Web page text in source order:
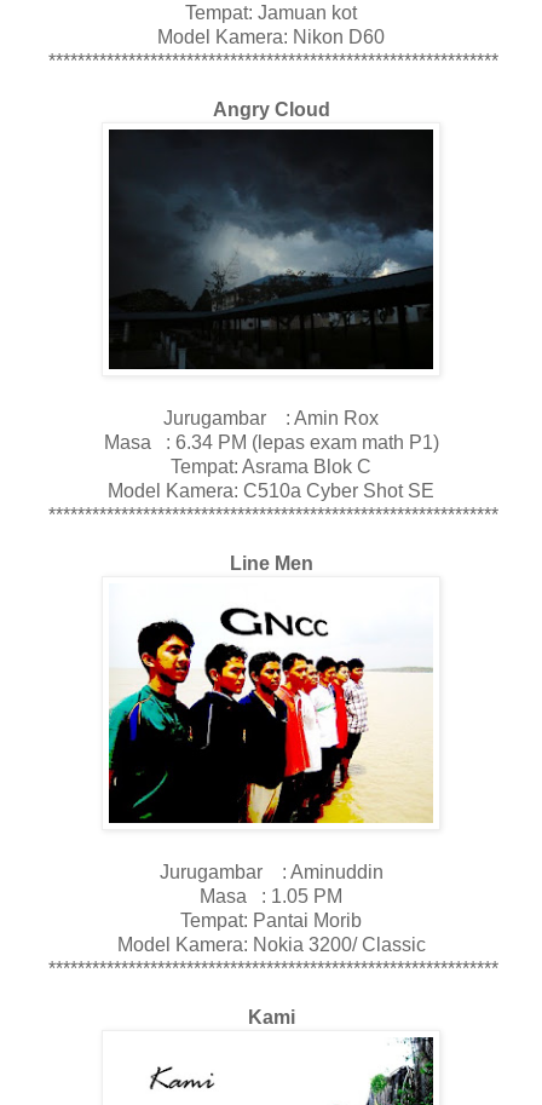
Tempat: Jamuan kot
Model Kamera: Nikon D60
**************************************************************
Angry Cloud
Jurugambar : Amin Rox
Masa : 6.34 PM (lepas exam math P1)
Tempat: Asrama Blok C
Model Kamera: C510a Cyber Shot SE
**************************************************************
Line Men
Jurugambar : Aminuddin
Masa : 1.05 PM
Tempat: Pantai Morib
Model Kamera: Nokia 3200/ Classic
**************************************************************
Kami